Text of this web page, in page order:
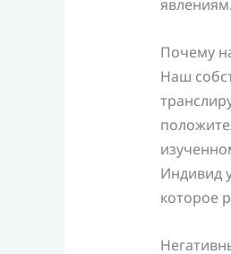
явлениям.
Почему
Наш
Индивид
которое